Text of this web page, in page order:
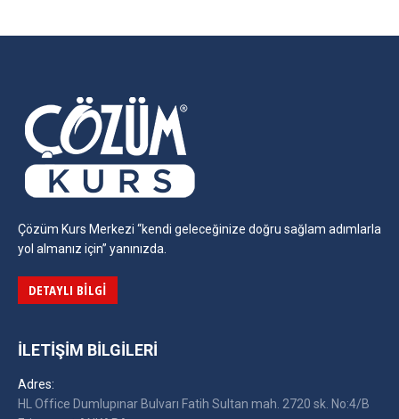
Çözüm Kurs Merkezi “kendi geleceğinize doğru sağlam adımlarla
yol almanız için” yanınızda.
DETAYLI BILGI
İLETIŞIM BILGILERI
Adres:
HL Office Dumlupınar Bulvarı Fatih Sultan mah. 2720 sk. No:4/B